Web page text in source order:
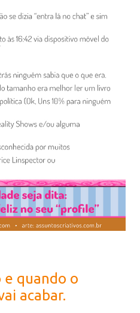
e quando o
acabar.